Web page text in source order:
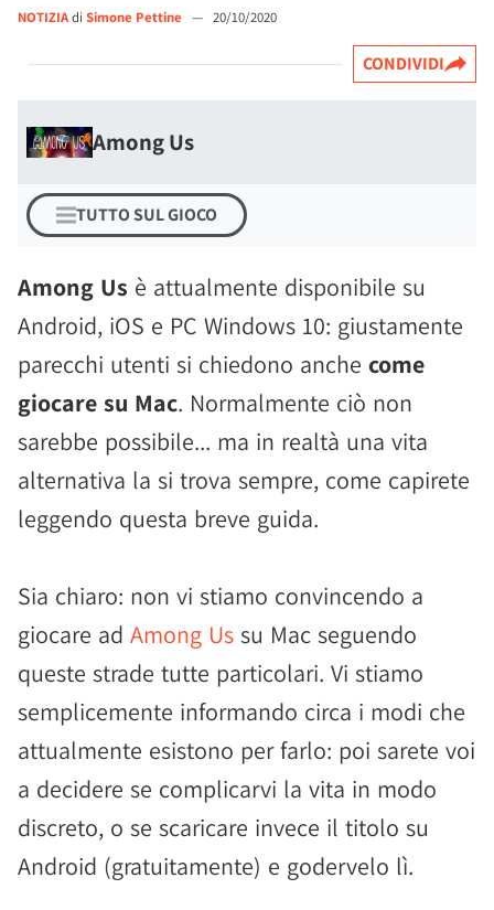
NOTIZIAdi Simone Pettine — 20/10/2020
CONDIVIDI
Among Us
TUTTO SUL GIOCO
Among Us è attualmente disponibile su
Android, iOS e PC Windows 10: giustamente
parecchi utenti si chiedono anche come
giocare su Mac. Normalmente ciò non
sarebbe possibile... ma in realtà una vita
alternativa la si trova sempre, come capirete
leggendo questa breve guida.
Sia chiaro: non vi stiamo convincendo a
giocare ad Among Us su Mac seguendo
queste strade tutte particolari. Vi stiamo
semplicemente informando circa i modi che
attualmente esistono per farlo: poi sarete voi
a decidere se complicarvi la vita in modo
discreto, o se scaricare invece il titolo su
Android (gratuitamente) e godervelo lì.